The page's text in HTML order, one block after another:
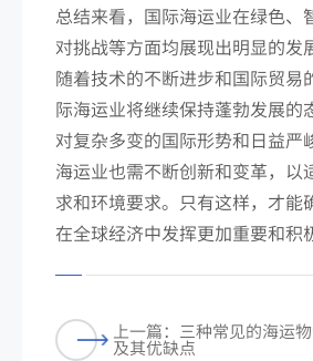
总结来看，国际海运业在绿色、
对挑战等方面均展现出明显的发
随着技术的不断进步和国际贸易
际海运业将继续保持蓬勃发展的
对复杂多变的国际形势和日益严
海运业也需不断创新和变革，以
求和环境要求。只有这样，才能
在全球经济中发挥更加重要和积
上一篇：三种常见的海运
及其优缺点